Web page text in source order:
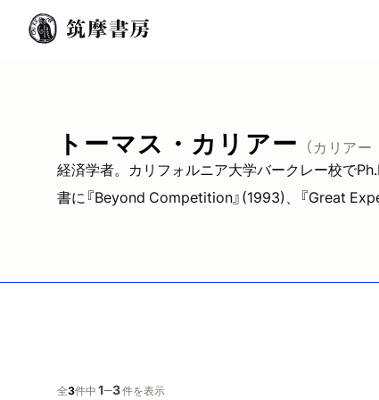
トーマス・カリアー （カリアー
経済学者。カリフォルニア大学バークレー校で
書に『Beyond Competition』(1993)、『Great
全3件中1─3件を表示